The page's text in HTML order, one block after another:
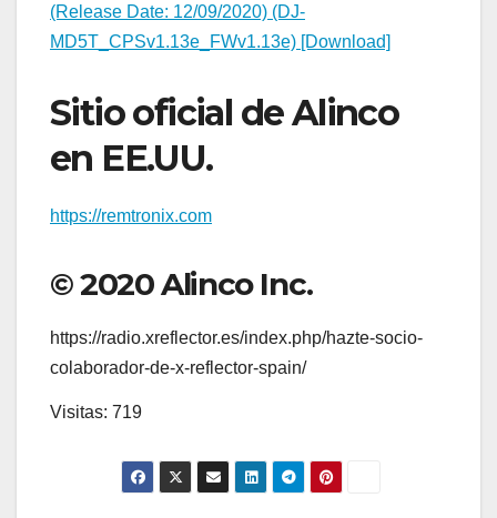
(Release Date: 12/09/2020) (DJ-
MD5T_CPSv1.13e_FWv1.13e) [Download]
Sitio oficial de Alinco
en EE.UU.
https://remtronix.com
© 2020 Alinco Inc.
https://radio.xreflector.es/index.php/hazte-socio-
colaborador-de-x-reflector-spain/
Visitas: 719